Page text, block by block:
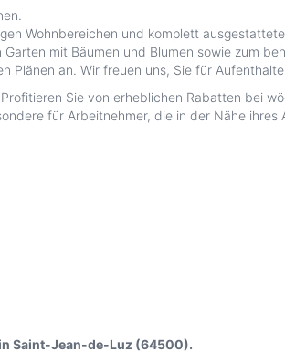
Wohnbereichen und komplett
mit Bäumen und Blumen sowie zum
Plänen an. Wir freuen uns, Sie für
Sie von erheblichen Rabatten bei
für Arbeitnehmer, die in der Nähe ihres
Saint-Jean-de-Luz (64500).